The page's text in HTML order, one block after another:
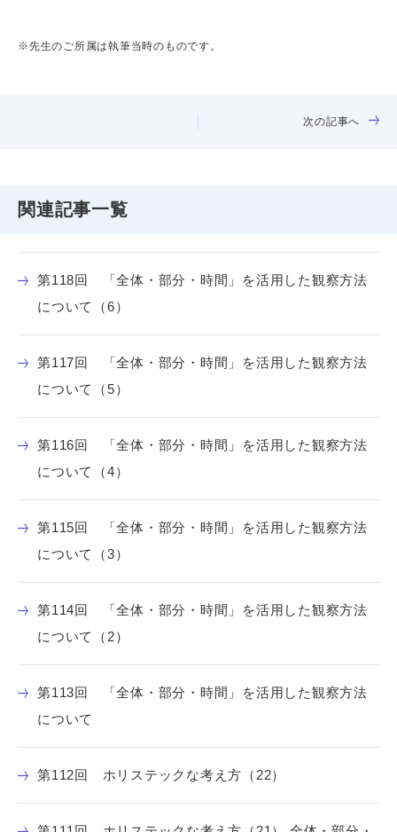
※先生のご所属は執筆当時のものです。
次の記事へ
関連記事一覧
第118回 「全体・部分・時間」を活用した観察方法
について（6）
第117回 「全体・部分・時間」を活用した観察方法
について（5）
第116回 「全体・部分・時間」を活用した観察方法
について（4）
第115回 「全体・部分・時間」を活用した観察方法
について（3）
第114回 「全体・部分・時間」を活用した観察方法
について（2）
第113回 「全体・部分・時間」を活用した観察方法
について
第112回 ホリステックな考え方（22）